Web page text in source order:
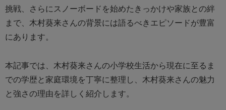
挑戦、さらにスノーボードを始めたきっかけや家族との絆
まで、木村葵来さんの背景には語るべきエピソードが豊富
にあります。
本記事では、木村葵来さんの小学校生活から現在に至るま
での学歴と家庭環境を丁寧に整理し、木村葵来さんの魅力
と強さの理由を詳しく紹介します。